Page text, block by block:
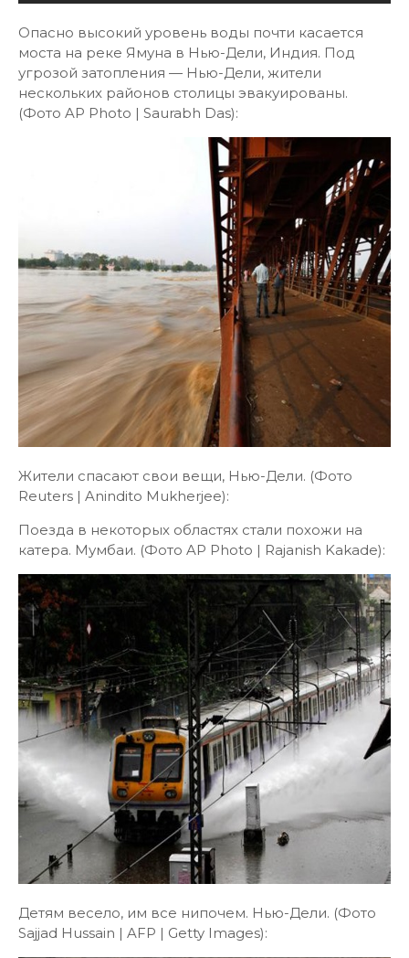
Опасно высокий уровень воды почти касается
моста на реке Ямуна в Нью-Дели, Индия. Под
угрозой затопления — Нью-Дели, жители
нескольких районов столицы эвакуированы.
(Фото AP Photo | Saurabh Das):
Жители спасают свои вещи, Нью-Дели. (Фото
Reuters | Anindito Mukherjee):
Поезда в некоторых областях стали похожи на
катера. Мумбаи. (Фото AP Photo | Rajanish Kakade):
Детям весело, им все нипочем. Нью-Дели. (Фото
Sajjad Hussain | AFP | Getty Images):